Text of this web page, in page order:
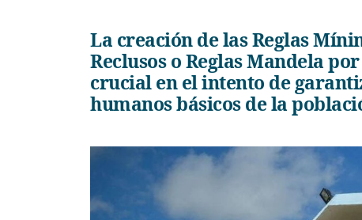
La creación de las Reglas Mínimas para el Tratamiento de los
Reclusos o Reglas Mandela
crucial en el intento de
humanos básicos de la